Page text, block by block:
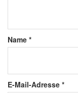
Name *
E-Mail-Adresse *